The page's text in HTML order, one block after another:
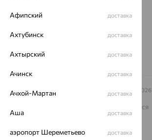
Другие города
Заказать звонок
© ООО «Ювелирный дом «Кристалл»,
– 2026
Архив акций
Архив изделий Карта сайта
На информационном ресурсе применяются
рекомендательные технологии
ОГРН 1044800168379
Политика конфеденциальности
Афипский доставка
Ахтубинск доставка
Ахтырский доставка
Ачинск доставка
Ачхой-Мартан доставка
Аша доставка
аэропорт Шереметьево доставка